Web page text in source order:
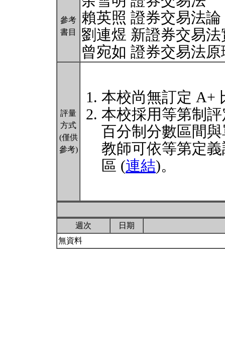
參考
書目
賴英照 證券交易法論
劉連煜 新證券交易
曾宛如 證券交易法
評量
方式
(僅供
參考)
本校尚無訂定 A+
本校採用等第制
百分制分數區間
教師可依等第定
區 (連結)。
週次
日期
無資料